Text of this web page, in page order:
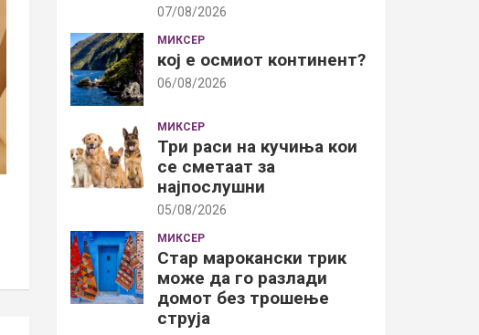
07/08/2026
МИКСЕР
кој е осмиот континент?
06/08/2026
МИКСЕР
Три раси на кучиња кои
се сметаат за
најпослушни
05/08/2026
МИКСЕР
Стар марокански трик
може да го разлади
домот без трошење
струја